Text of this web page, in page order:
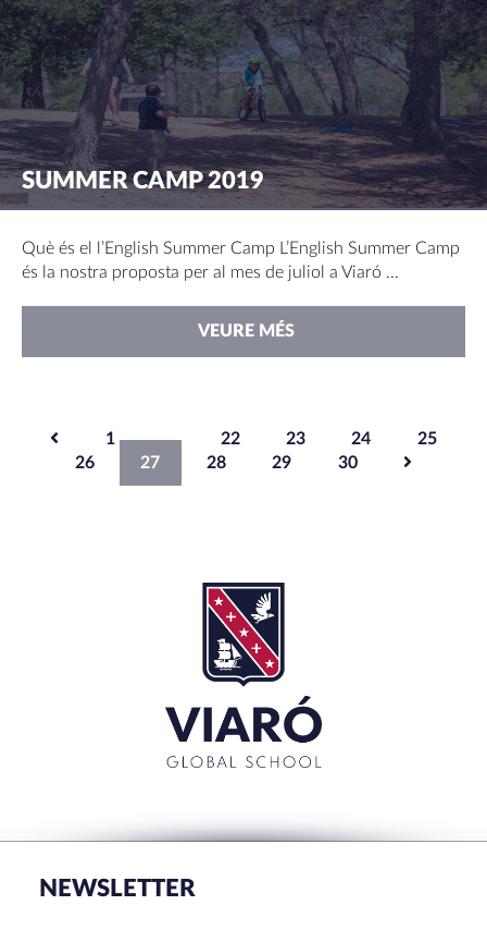
SUMMER CAMP 2019
Què és el l’English Summer Camp L’English Summer Camp
és la nostra proposta per al mes de juliol a Viaró ...
VEURE MÉS
PAGINACIÓ
1 … 22 23 24
25
26
27 28 29 30
NEWSLETTER